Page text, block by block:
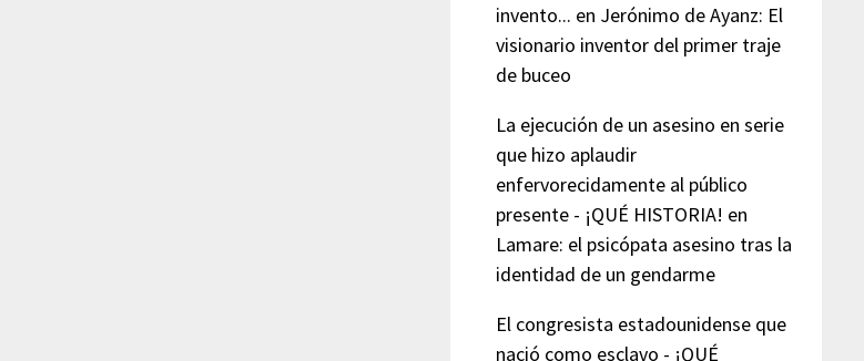
invento... en Jerónimo de Ayanz: El
visionario inventor del primer traje
de buceo
La ejecución de un asesino en serie
que hizo aplaudir
enfervorecidamente al público
presente - ¡QUÉ HISTORIA! en
Lamare: el psicópata asesino tras la
identidad de un gendarme
El congresista estadounidense que
nació como esclavo - ¡QUÉ